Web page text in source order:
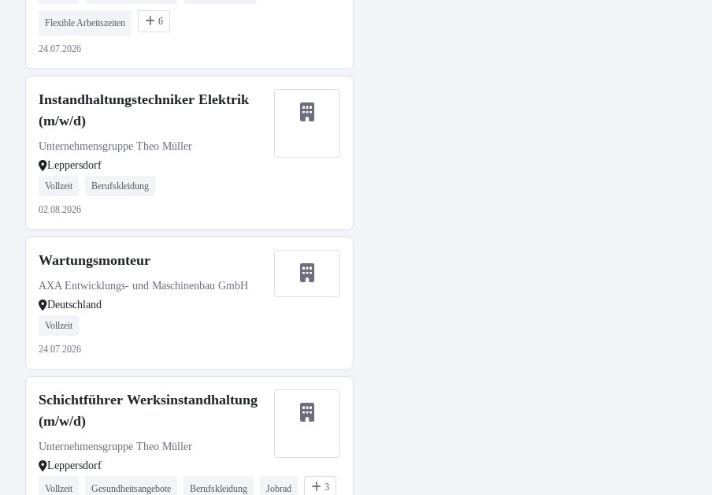
Flexible Arbeitszeiten 6
24.07.2026
Instandhaltungstechniker Elektrik
(m/w/d)
Unternehmensgruppe Theo Müller
Leppersdorf
Vollzeit Berufskleidung
02.08.2026
Wartungsmonteur
AXA Entwicklungs- und Maschinenbau GmbH
Deutschland
Vollzeit
24.07.2026
Schichtführer Werksinstandhaltung
(m/w/d)
Unternehmensgruppe Theo Müller
Leppersdorf
Vollzeit Gesundheitsangebote Berufskleidung Jobrad 3